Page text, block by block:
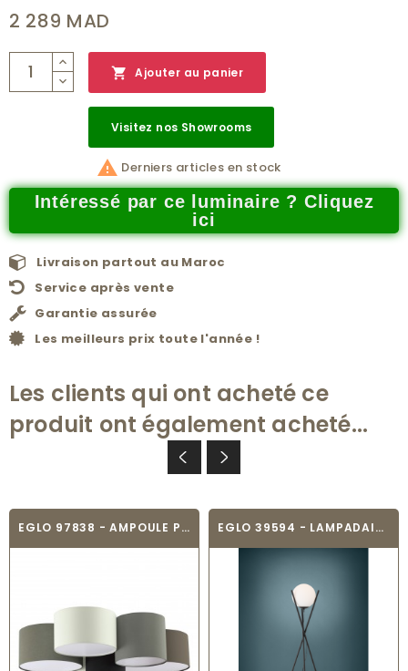
2 289 MAD
 Ajouter au panier
Visitez nos Showrooms
 Derniers articles en stock
Intéressé par ce luminaire ? Cliquez
ici
Livraison partout au Maroc
Service après vente
Garantie assurée
Les meilleurs prix toute l'année !
Les clients qui ont acheté ce
produit ont également acheté...
EGLO 97838 - AMPOULE PLAFONNIER - PASTORE EGLO 39594 - LAMPADAIRE - SALVEZINAS